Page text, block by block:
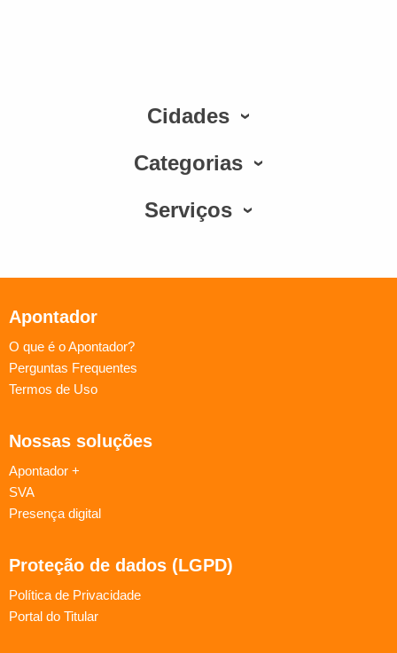
Cidades
Categorias
Serviços
Apontador
O que é o Apontador?
Perguntas Frequentes
Termos de Uso
Nossas soluções
Apontador +
SVA
Presença digital
Proteção de dados (LGPD)
Política de Privacidade
Portal do Titular